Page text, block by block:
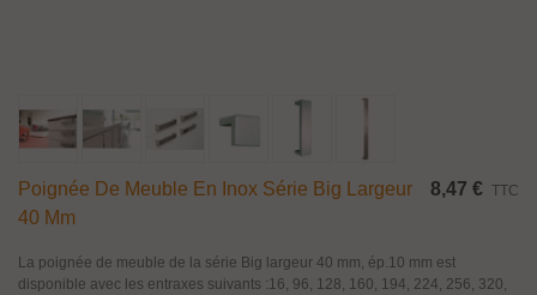
Poignée De Meuble En Inox Série Big Largeur
40 Mm
8,47 € TTC
La poignée de meuble de la série Big largeur 40 mm, ép.10 mm est
disponible avec les entraxes suivants :16, 96, 128, 160, 194, 224, 256, 320,